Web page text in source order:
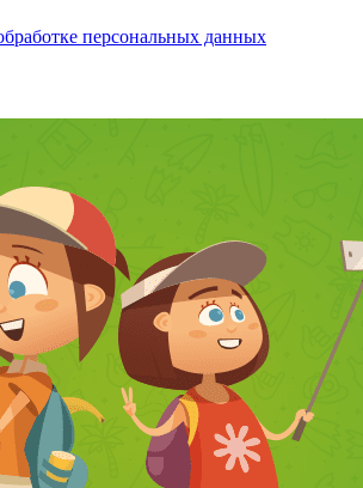
персональных данных